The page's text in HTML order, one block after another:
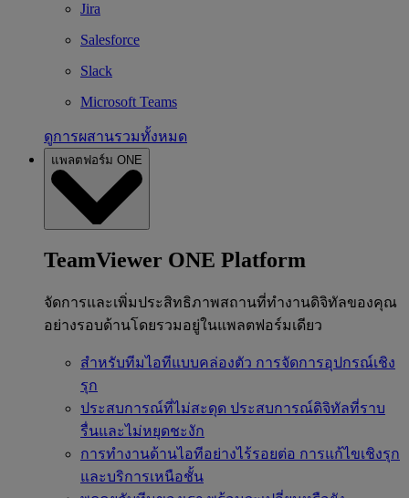
Jira
Salesforce
Slack
Microsoft Teams
ดูการผสานรวมทั้งหมด
แพลตฟอร์ม ONE
TeamViewer ONE Platform
จัดการและเพิ่มประสิทธิภาพสถานที่ทำงานดิจิทัลของคุณ
อย่างรอบด้านโดยรวมอยู่ในแพลตฟอร์มเดียว
สำหรับทีมไอทีแบบคล่องตัว การจัดการอุปกรณ์เชิง
รุก
ประสบการณ์ที่ไม่สะดุด ประสบการณ์ดิจิทัลที่ราบ
รื่นและไม่หยุดชะงัก
การทำงานด้านไอทีอย่างไร้รอยต่อ การแก้ไขเชิงรุก
และบริการเหนือชั้น